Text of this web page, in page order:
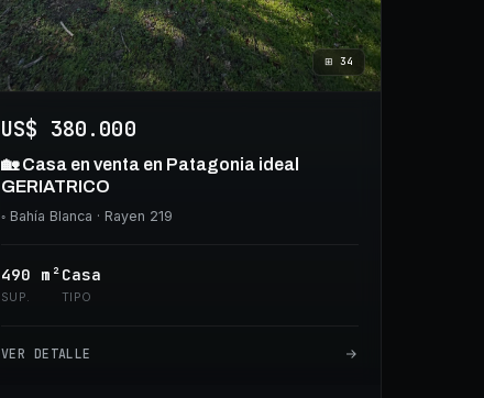
⊞34
US$ 380.000
🏡 Casa en venta en Patagonia ideal
GERIATRICO
◦ Bahía Blanca · Rayen 219
490 m²
SUP.
Casa
TIPO
VER DETALLE